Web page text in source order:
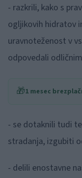
- razkrili, kako s
ogljikovih hidratov
uravnoteženost v
odpovedali
🎁1 mesec
- se dotaknili tudi
stradanja, izgubiti
- delili enostavne